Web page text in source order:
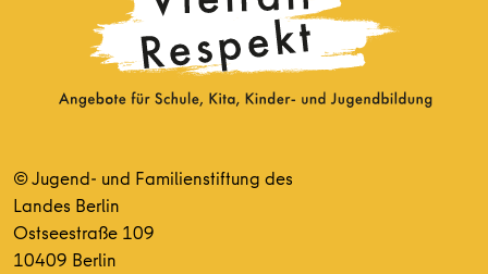
© Jugend- und Familienstiftung des
Landes Berlin
Ostseestraße 109
10409 Berlin